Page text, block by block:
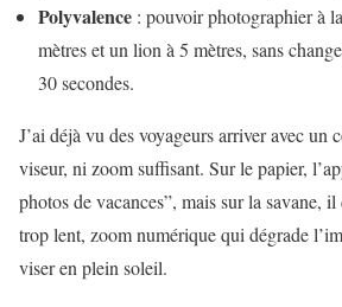
Polyvalence : pouvoir photographier à
mètres et un lion à 5 mètres, sans
30 secondes.
J’ai déjà vu des voyageurs arriver avec un
viseur, ni zoom suffisant. Sur le papier,
photos de vacances”, mais sur la savane,
trop lent, zoom numérique qui dégrade
viser en plein soleil.